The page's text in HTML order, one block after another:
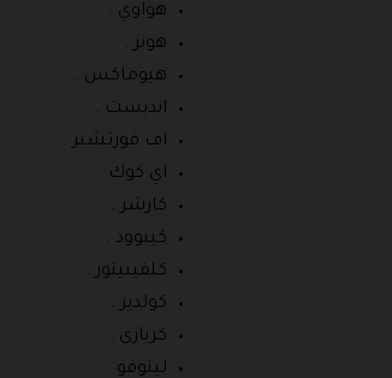
هواوي .
هونر .
هيوماكس .
انديست .
اف فورتشنر .
اي كوك .
كارشر .
كينوود .
كلفينيتور .
كولدير .
كريازى .
لينوفو .